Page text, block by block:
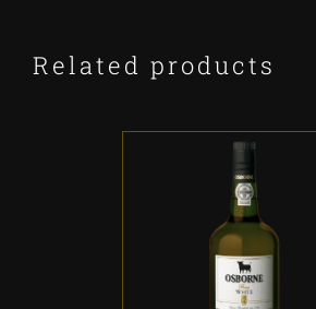
Related products
ADD TO CART /